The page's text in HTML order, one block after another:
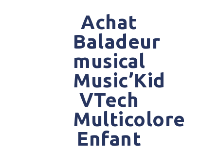
Achat
Baladeur
musical
Music’Kid
VTech
Multicolore
Enfant